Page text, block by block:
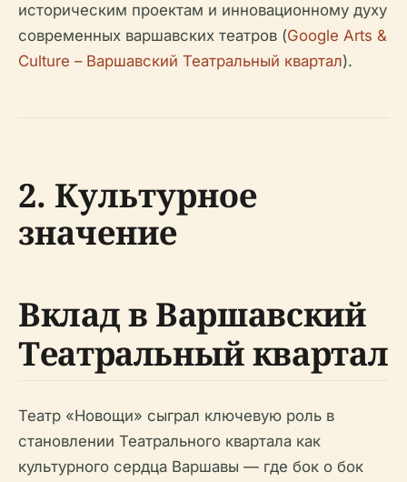
историческим проектам и инновационному духу
современных варшавских театров (Google Arts &
Culture – Варшавский Театральный квартал).
2. Культурное
значение
Вклад в Варшавский
Театральный квартал
Театр «Новощи» сыграл ключевую роль в
становлении Театрального квартала как
культурного сердца Варшавы — где бок о бок